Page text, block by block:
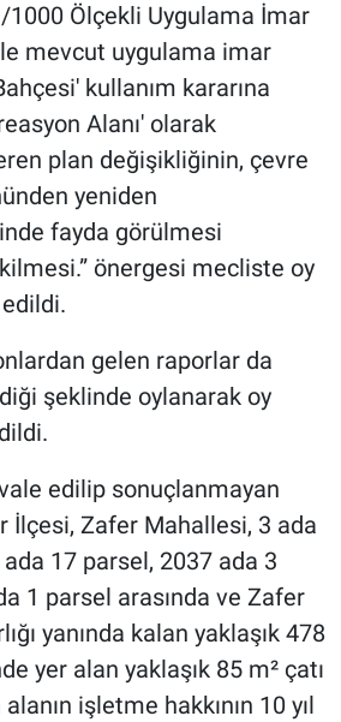
1000 Ölçekli Uygulama İmar
mevcut uygulama imar
kullanım kararına
Alanı' olarak
plan değişikliğinin, çevre
yeniden
fayda görülmesi
önergesi mecliste oy
gelen raporlar da
şeklinde oylanarak oy
edilip sonuçlanmayan
İlçesi, Zafer Mahallesi, 3 ada
17 parsel, 2037 ada 3
1 parsel arasında ve Zafer
yanında kalan yaklaşık 478
yer alan yaklaşık 85 m² çatı
işletme hakkının 10 yıl